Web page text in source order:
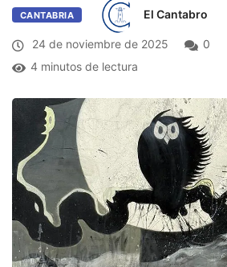
CANTABRIA El Cantabro
24 de noviembre de 2025
0
4 minutos de lectura